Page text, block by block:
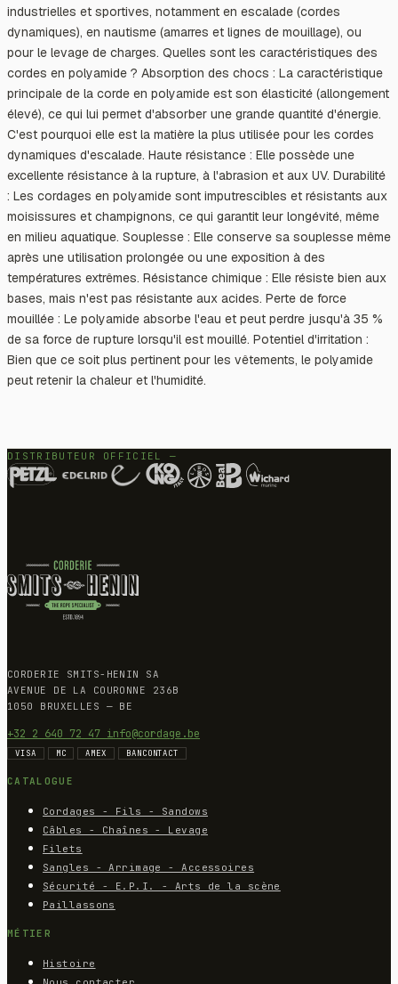
industrielles et sportives, notamment en escalade (cordes
dynamiques), en nautisme (amarres et lignes de mouillage), ou
pour le levage de charges. Quelles sont les caractéristiques des
cordes en polyamide ? Absorption des chocs : La caractéristique
principale de la corde en polyamide est son élasticité (allongement
élevé), ce qui lui permet d'absorber une grande quantité d'énergie.
C'est pourquoi elle est la matière la plus utilisée pour les cordes
dynamiques d'escalade. Haute résistance : Elle possède une
excellente résistance à la rupture, à l'abrasion et aux UV. Durabilité
: Les cordages en polyamide sont imputrescibles et résistants aux
moisissures et champignons, ce qui garantit leur longévité, même
en milieu aquatique. Souplesse : Elle conserve sa souplesse même
après une utilisation prolongée ou une exposition à des
températures extrêmes. Résistance chimique : Elle résiste bien aux
bases, mais n'est pas résistante aux acides. Perte de force
mouillée : Le polyamide absorbe l'eau et peut perdre jusqu'à 35 %
de sa force de rupture lorsqu'il est mouillé. Potentiel d'irritation :
Bien que ce soit plus pertinent pour les vêtements, le polyamide
peut retenir la chaleur et l'humidité.
DISTRIBUTEUR OFFICIEL —
CORDERIE SMITS-HENIN SA
AVENUE DE LA COURONNE 236B
1050 BRUXELLES — BE
+32 2 640 72 47 info@cordage.be
VISA MC AMEX BANCONTACT
CATALOGUE
Cordages - Fils - Sandows
Câbles - Chaînes - Levage
Filets
Sangles - Arrimage - Accessoires
Sécurité - E.P.I. - Arts de la scène
Paillassons
MÉTIER
Histoire